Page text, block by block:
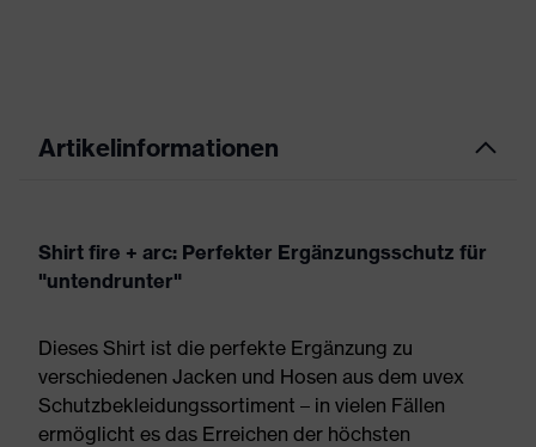
Artikelinformationen
Shirt fire + arc: Perfekter Ergänzungsschutz für
"untendrunter"
Dieses Shirt ist die perfekte Ergänzung zu
verschiedenen Jacken und Hosen aus dem uvex
Schutzbekleidungssortiment – in vielen Fällen
ermöglicht es das Erreichen der höchsten